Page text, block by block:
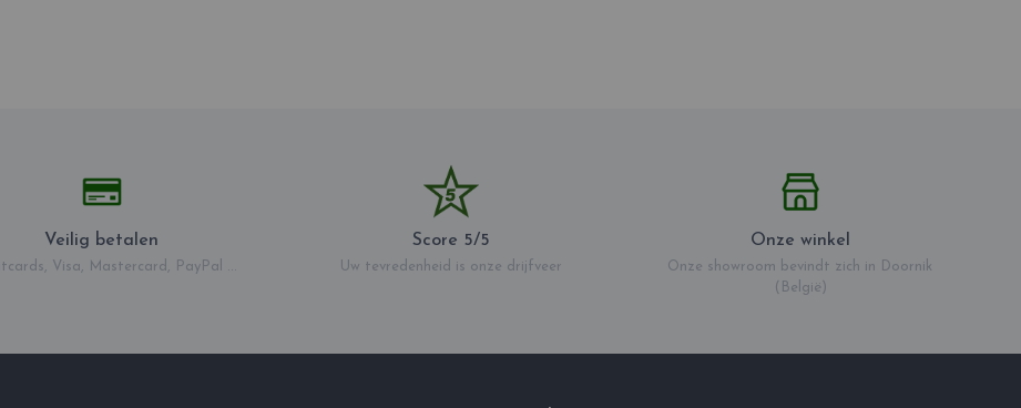
Veilig betalen
Visa, Mastercard, PayPal ...
Score 5/5
Uw tevredenheid is onze drijfveer
Onze winkel
Onze showroom bevindt zich in Doornik
(België)